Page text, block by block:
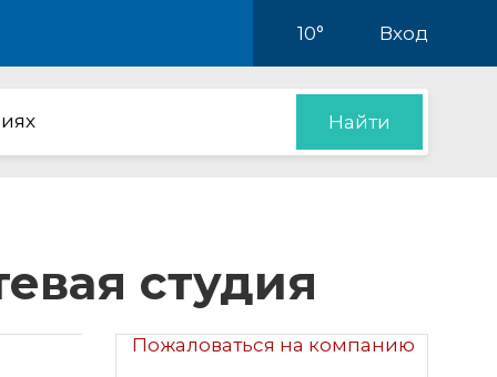
10° Вход
Найти
студия
Пожаловаться на компанию